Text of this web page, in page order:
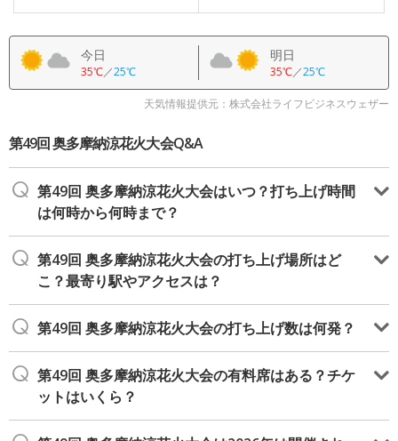
今日
35℃／25℃
明日
35℃／25℃
天気情報提供元：株式会社ライフビジネスウェザー
第49回 奥多摩納涼花火大会Q&A
第49回 奥多摩納涼花火大会はいつ？打ち上げ時間
は何時から何時まで？
第49回 奥多摩納涼花火大会の打ち上げ場所はど
こ？最寄り駅やアクセスは？
第49回 奥多摩納涼花火大会の打ち上げ数は何発？
第49回 奥多摩納涼花火大会の有料席はある？チケ
ットはいくら？